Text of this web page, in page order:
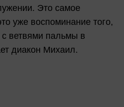
Это самое
уже воспоминание того,
с ветвями пальмы в
диакон Михаил.